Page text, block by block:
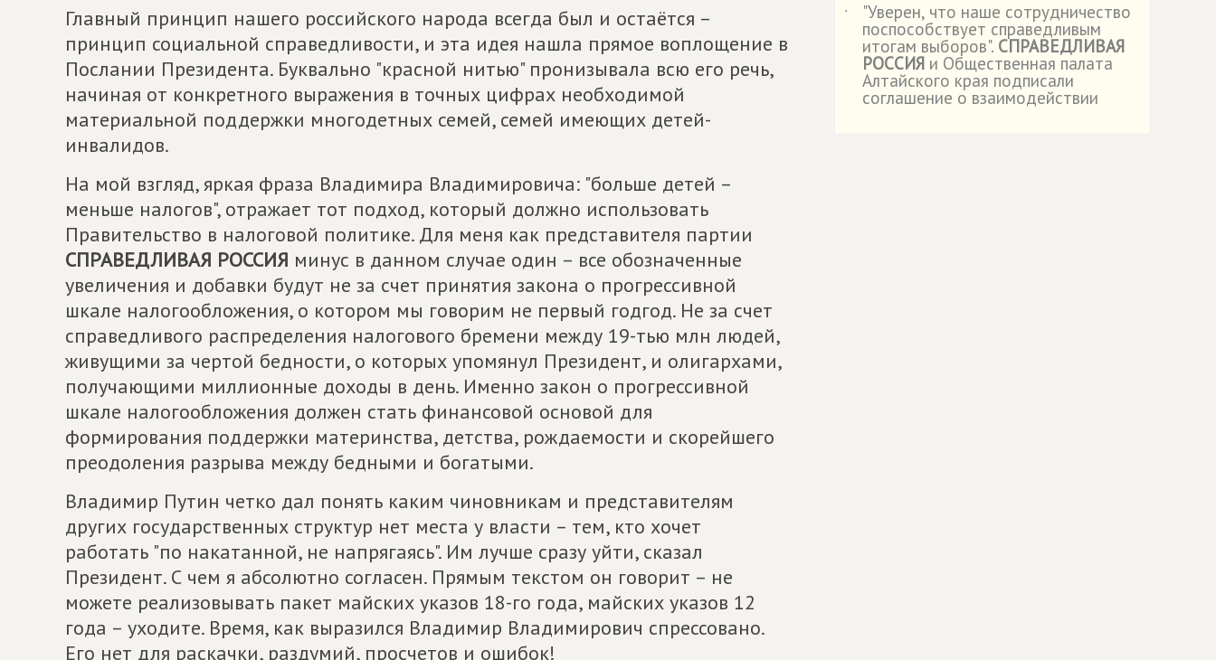
Главный принцип нашего российского народа всегда был и остаётся –
принцип социальной справедливости, и эта идея нашла прямое воплощение в
Послании Президента. Буквально "красной нитью" пронизывала всю его речь,
начиная от конкретного выражения в точных цифрах необходимой
материальной поддержки многодетных семей, семей имеющих детей-
инвалидов.
На мой взгляд, яркая фраза Владимира Владимировича: "больше детей –
меньше налогов", отражает тот подход, который должно использовать
Правительство в налоговой политике. Для меня как представителя партии
СПРАВЕДЛИВАЯ РОССИЯ минус в данном случае один – все обозначенные
увеличения и добавки будут не за счет принятия закона о прогрессивной
шкале налогообложения, о котором мы говорим не первый годгод. Не за счет
справедливого распределения налогового бремени между 19-тью млн людей,
живущими за чертой бедности, о которых упомянул Президент, и олигархами,
получающими миллионные доходы в день. Именно закон о прогрессивной
шкале налогообложения должен стать финансовой основой для
формирования поддержки материнства, детства, рождаемости и скорейшего
преодоления разрыва между бедными и богатыми.
Владимир Путин четко дал понять каким чиновникам и представителям
других государственных структур нет места у власти – тем, кто хочет
работать "по накатанной, не напрягаясь". Им лучше сразу уйти, сказал
Президент. С чем я абсолютно согласен. Прямым текстом он говорит – не
можете реализовывать пакет майских указов 18-го года, майских указов 12
года – уходите. Время, как выразился Владимир Владимирович спрессовано.
Его нет для раскачки, раздумий, просчетов и ошибок!
˙
"Уверен, что наше сотрудничество
поспособствует справедливым
итогам выборов". СПРАВЕДЛИВАЯ
РОССИЯ и Общественная палата
Алтайского края подписали
соглашение о взаимодействии